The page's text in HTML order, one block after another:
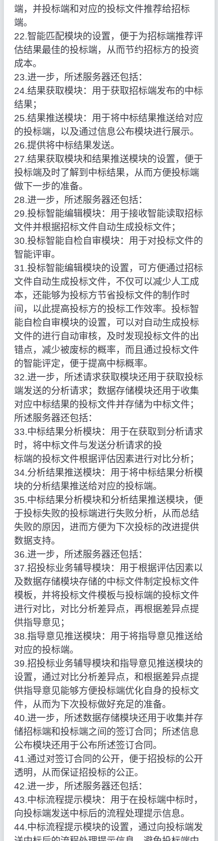
端，并投标端和对应的投标文件推荐给招标
端。
22.智能匹配模块的设置，便于为招标端推荐评
估结果最佳的投标端，从而节约招标方的投资
成本。
23.进一步，所述服务器还包括：
24.结果获取模块：用于获取招标端发布的中标
结果；
25.结果推送模块：用于将中标结果推送给对应
的投标端，以及通过信息公布模块进行展示。
26.提供将中标结果发送。
27.结果获取模块和结果推送模块的设置，便于
投标端及时了解到中标结果，从而方便投标端
做下一步的准备。
28.进一步，所述服务器还包括：
29.投标智能编辑模块：用于接收智能读取招标
文件并根据招标文件自动生成投标文件；
30.投标智能自检自审模块：用于对投标文件的
智能评审。
31.投标智能编辑模块的设置，可方便通过招标
文件自动生成投标文件，不仅可以减少人工成
本，还能够为投标方节省投标文件的制作时
间，以此提高投标方的投标工作效率。投标智
能自检自审模块的设置，可以对自动生成投标
文件的进行自动审核，及时发现投标文件的出
错点，减少被废标的概率，而且通过投标文件
的智能评定，便于提高中标概率。
32.进一步，所述请求获取模块还用于获取投标
端发送的分析请求；数据存储模块还用于收集
对应中标结果的投标文件并存储为中标文件；
所述服务器还包括：
33.中标结果分析模块：用于在获取到分析请求
时，将中标文件与发送分析请求的投
标端的投标文件根据评估因素进行对比分析；
34.分析结果推送模块：用于将中标结果分析模
块的分析结果推送给对应的投标端。
35.中标结果分析模块和分析结果推送模块，便
于投标失败的投标端进行失败分析，从而总结
失败的原因，进而方便为下次投标的改进提供
数据支持。
36.进一步，所述服务器还包括：
37.招投标业务辅导模块：用于根据评估因素以
及数据存储模块存储的中标文件制定投标文件
模板，并将投标文件模板与投标端的投标文件
进行对比，对比分析差异点，再根据差异点提
供指导意见；
38.指导意见推送模块：用于将指导意见推送给
对应的投标端。
39.招投标业务辅导模块和指导意见推送模块的
设置，通过对比分析差异点，和根据差异点提
供指导意见能够方便投标端优化自身的投标文
件，从而为下次投标做好充足的准备。
40.进一步，所述数据存储模块还用于收集并存
储招标端和投标端之间的签订合同；所述信息
公布模块还用于公布所述签订合同。
41.通过对签订合同的公开，便于招投标的公开
透明，从而保证招投标的公正。
42.进一步，所述服务器还包括：
43.中标流程提示模块：用于在投标端中标时，
向投标端发送中标后的流程处理提示信息。
44.中标流程提示模块的设置，通过向投标端发